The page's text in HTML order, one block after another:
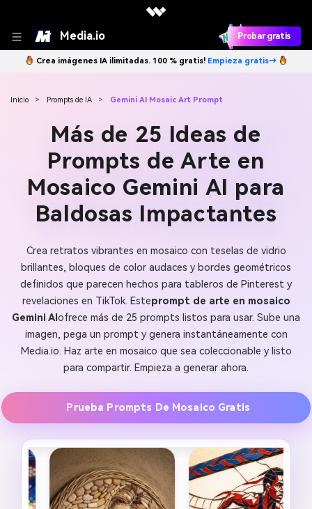
Media.io Probar gratis
Crea imágenes IA ilimitadas. 100 % gratis! Empieza gratis→
Inicio > Prompts de IA > Gemini AI Mosaic Art Prompt
Más de 25 Ideas de
Prompts de Arte en
Mosaico Gemini AI para
Baldosas Impactantes
Crea retratos vibrantes en mosaico con teselas de vidrio
brillantes, bloques de color audaces y bordes geométricos
definidos que parecen hechos para tableros de Pinterest y
revelaciones en TikTok. Esteprompt de arte en mosaico
Gemini AIofrece más de 25 prompts listos para usar. Sube una
imagen, pega un prompt y genera instantáneamente con
Media.io. Haz arte en mosaico que sea coleccionable y listo
para compartir. Empieza a generar ahora.
Prueba Prompts De Mosaico Gratis